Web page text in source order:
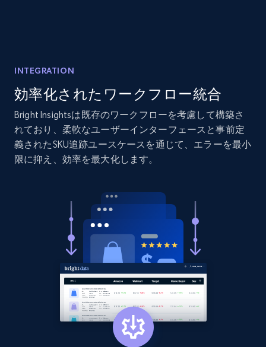
Etsy
URL, Product id, Listing inventory id, Title, Rating,
Reviews count shop, Reviews count item, Initial
price, and more.
1.9K+ 323+ 今すぐ始める
Etsy - Collect data on products using
specified keywords
URL, Product id, Listing inventory id, Title, Rating,
Reviews count shop, Reviews count item, Initial
price, and more.
323+ 今すぐ始める
INTEGRATION
効率化されたワークフロー統合
Bright Insightsは既存のワークフローを考慮して構築さ
れており、柔軟なユーザーインターフェースと事前定
義されたSKU追跡ユースケースを通じて、エラーを最小
限に抑え、効率を最大化します。